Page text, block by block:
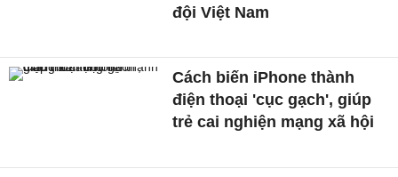
đội Việt Nam
Cách biến iPhone thành
điện thoại 'cục gạch', giúp
trẻ cai nghiện mạng xã hội